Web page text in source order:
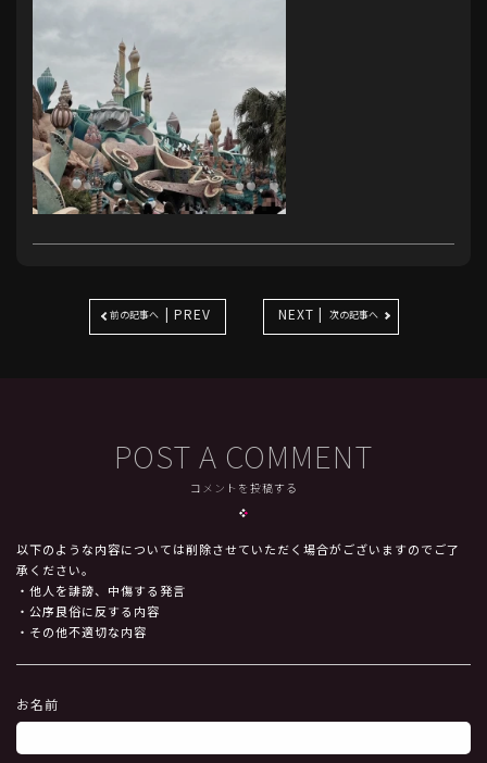
前の記事へ | PREV NEXT | 次の記事へ
POST A COMMENT
コメントを投稿する
以下のような内容については削除させていただく場合がございますのでご了
承ください。
・他人を誹謗、中傷する発言
・公序良俗に反する内容
・その他不適切な内容
お名前